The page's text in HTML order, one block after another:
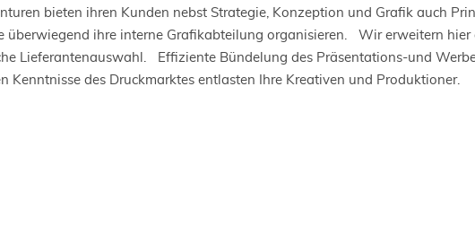
bieten ihren Kunden nebst Strategie, Konzeption und Grafik auch
überwiegend ihre interne Grafikabteilung organisieren. Wir erweitern hier
Lieferantenauswahl. Effiziente Bündelung des Präsentations-und
Kenntnisse des Druckmarktes entlasten Ihre Kreativen und Produktioner.